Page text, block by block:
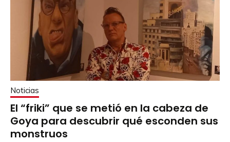
Noticias
El “friki” que se metió en la cabeza de
Goya para descubrir qué esconden sus
monstruos